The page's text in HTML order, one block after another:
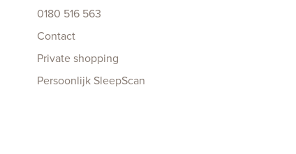
0180 516 563
Contact
Private shopping
Persoonlijk SleepScan